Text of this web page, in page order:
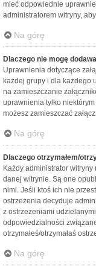
mieć odpowiednie
administratorem witryny,
Na górę
Dlaczego nie mogę
Uprawnienia dotyczące
każdej grupy i dla każdego
na zamieszczanie
uprawnienia tylko
możesz zamieszczać
Na górę
Dlaczego otrzymałem/
Każdy administrator
danej witrynie. Są one
nimi. Jeśli ktoś ich nie
ostrzeżenia decyduje
z ostrzeżeniami
odpowiedzialności
otrzymałeś/otrzymałaś
Na górę